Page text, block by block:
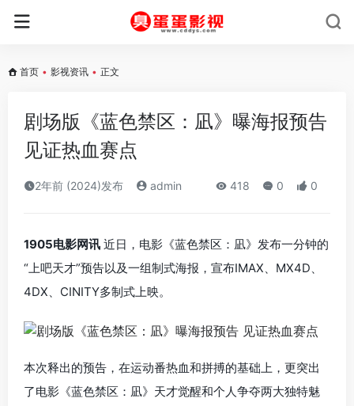
首页 • 影视资讯 • 正文
剧场版《蓝色禁区：凪》曝海报预告
见证热血赛点
2年前 (2024)发布 admin 418 0 0
1905电影网讯 近日，电影《蓝色禁区：凪》发布一分钟的
“上吧天才”预告以及一组制式海报，宣布IMAX、MX4D、
4DX、CINITY多制式上映。
本次释出的预告，在运动番热血和拼搏的基础上，更突出
了电影《蓝色禁区：凪》天才觉醒和个人争夺两大独特魅